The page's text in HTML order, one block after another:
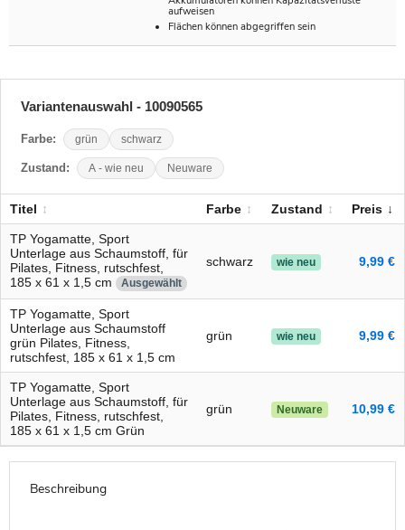
aufweisen
Flächen können abgegriffen sein
Variantenauswahl - 10090565
Farbe: grün schwarz
Zustand: A - wie neu Neuware
Titel Farbe Zustand Preis
TP Yogamatte, Sport
Unterlage aus Schaumstoff, für
Pilates, Fitness, rutschfest,
185 x 61 x 1,5 cm
Ausgewählt
schwarz wie neu 9,99 €
TP Yogamatte, Sport
Unterlage aus Schaumstoff
grün Pilates, Fitness,
rutschfest, 185 x 61 x 1,5 cm
grün wie neu 9,99 €
TP Yogamatte, Sport
Unterlage aus Schaumstoff, für
Pilates, Fitness, rutschfest,
185 x 61 x 1,5 cm Grün
grün Neuware 10,99 €
Beschreibung